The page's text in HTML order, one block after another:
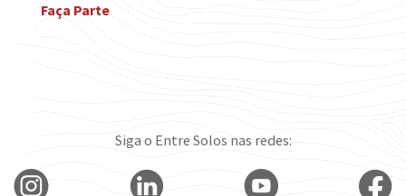
Faça Parte
Siga o Entre Solos nas redes: